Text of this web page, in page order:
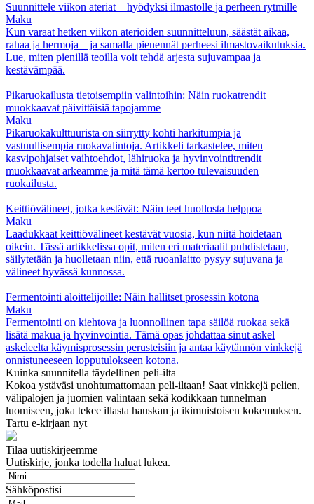
Suunnittele viikon ateriat – hyödyksi ilmastolle ja perheen rytmille
Maku
Kun varaat hetken viikon aterioiden suunnitteluun, säästät aikaa,
rahaa ja hermoja – ja samalla pienennät perheesi ilmastovaikutuksia.
Lue, miten pienillä teoilla voit tehdä arjesta sujuvampaa ja
kestävämpää.
Pikaruokailusta tietoisempiin valintoihin: Näin ruokatrendit
muokkaavat päivittäisiä tapojamme
Maku
Pikaruokakulttuurista on siirrytty kohti harkitumpia ja
vastuullisempia ruokavalintoja. Artikkeli tarkastelee, miten
kasvipohjaiset vaihtoehdot, lähiruoka ja hyvinvointitrendit
muokkaavat arkeamme ja mitä tämä kertoo tulevaisuuden
ruokailusta.
Keittiövälineet, jotka kestävät: Näin teet huollosta helppoa
Maku
Laadukkaat keittiövälineet kestävät vuosia, kun niitä hoidetaan
oikein. Tässä artikkelissa opit, miten eri materiaalit puhdistetaan,
säilytetään ja huolletaan niin, että ruoanlaitto pysyy sujuvana ja
välineet hyvässä kunnossa.
Fermentointi aloittelijoille: Näin hallitset prosessin kotona
Maku
Fermentointi on kiehtova ja luonnollinen tapa säilöä ruokaa sekä
lisätä makua ja hyvinvointia. Tämä opas johdattaa sinut askel
askeleelta käymisprosessin perusteisiin ja antaa käytännön vinkkejä
onnistuneeseen lopputulokseen kotona.
Kuinka suunnitella täydellinen peli-ilta
Kokoa ystäväsi unohtumattomaan peli-iltaan! Saat vinkkejä pelien,
välipalojen ja juomien valintaan sekä kodikkaan tunnelman
luomiseen, joka tekee illasta hauskan ja ikimuistoisen kokemuksen.
Tartu e-kirjaan nyt
Tilaa uutiskirjeemme
Uutiskirje, jonka todella haluat lukea.
Sähköpostisi